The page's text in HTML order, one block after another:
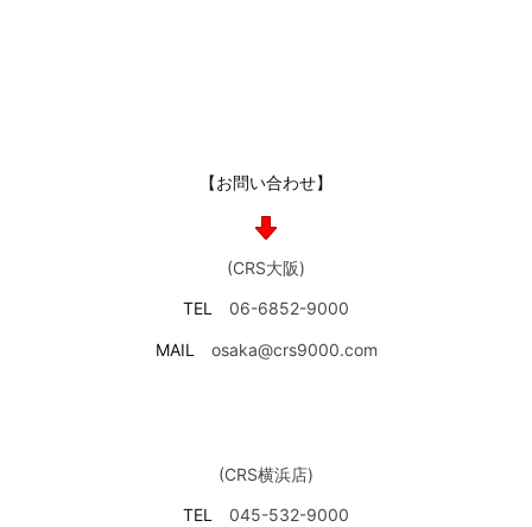
【お問い合わせ】
(CRS大阪)
TEL 06-6852-9000
MAIL osaka@crs9000.com
(CRS横浜店)
TEL 045-532-9000